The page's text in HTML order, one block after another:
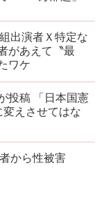
出演者Ｘ特定な
があえて〝最
ワケ
投稿 「日本国憲
えさせてはな
から性被害